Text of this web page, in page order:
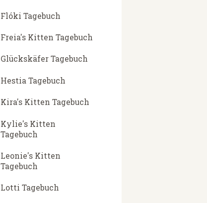
Flóki Tagebuch
Freia's Kitten Tagebuch
Glückskäfer Tagebuch
Hestia Tagebuch
Kira's Kitten Tagebuch
Kylie's Kitten
Tagebuch
Leonie's Kitten
Tagebuch
Lotti Tagebuch